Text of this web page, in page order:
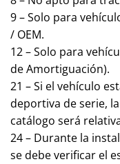
9 – Solo para
/ OEM.
12 – Solo para
de Amortiguación).
21 – Si el vehículo
deportiva de serie,
catálogo será
24 – Durante la
se debe verificar el